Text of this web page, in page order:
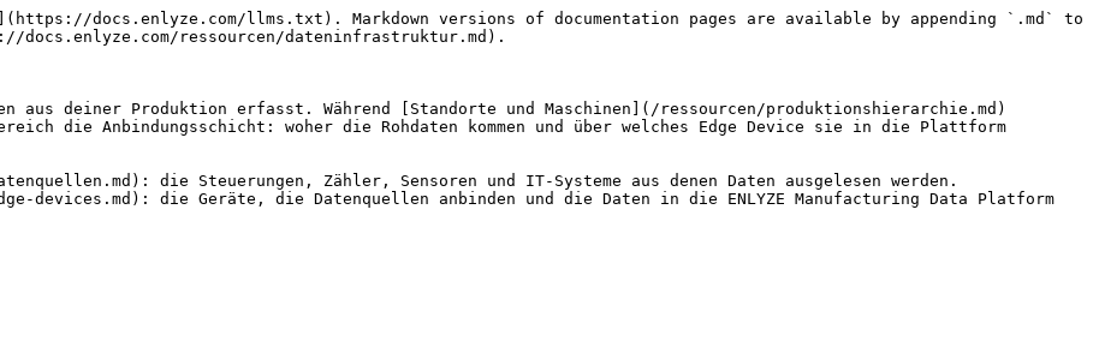
docs.enlyze.com/llms.txt). Markdown versions of documentation pages are available by appending `.md` to
docs.enlyze.com/ressourcen/dateninfrastruktur.md).
aus deiner Produktion erfasst. Während [Standorte und Maschinen](/ressourcen/produktionshierarchie.md)
die Anbindungsschicht: woher die Rohdaten kommen und über welches Edge Device sie in die Plattform
die Steuerungen, Zähler, Sensoren und IT-Systeme aus denen Daten ausgelesen werden.
devices.md): die Geräte, die Datenquellen anbinden und die Daten in die ENLYZE Manufacturing Data Platform